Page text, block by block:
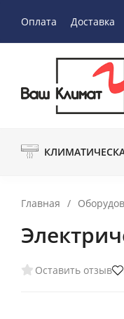
Оплата Доставка
Главная /
Оставить отзыв